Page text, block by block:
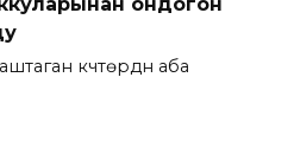
күчтөрдүн аба